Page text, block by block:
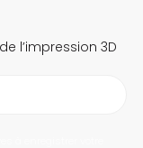
l’impression 3D